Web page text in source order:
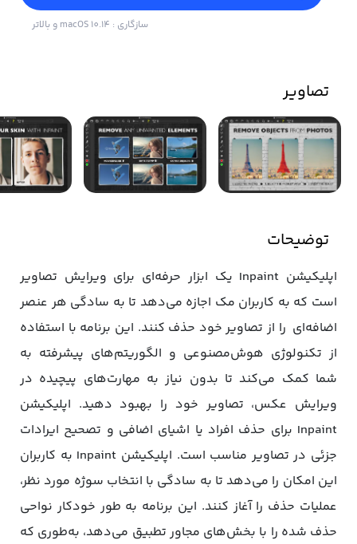
سازگاری : macOS 10.14 و بالاتر
تصاویر
توضیحات
اپلیکیشن Inpaint یک ابزار حرفه‌ای برای ویرایش تصاویر
است که به کاربران مک اجازه می‌دهد تا به سادگی هر عنصر
اضافه‌ای را از تصاویر خود حذف کنند. این برنامه با استفاده
از تکنولوژی هوش‌مصنوعی و الگوریتم‌های پیشرفته به
شما کمک می‌کند تا بدون نیاز به مهارت‌های پیچیده در
ویرایش عکس، تصاویر خود را بهبود دهید. اپلیکیشن
Inpaint برای حذف افراد یا اشیای اضافی و تصحیح ایرادات
جزئی در تصاویر مناسب است. اپلیکیشن Inpaint به کاربران
این امکان را می‌دهد تا به‌ سادگی با انتخاب سوژه مورد نظر،
عملیات حذف را آغاز کنند. این برنامه به‌ طور خودکار نواحی
حذف شده را با بخش‌های مجاور تطبیق می‌دهد، به‌طوری که